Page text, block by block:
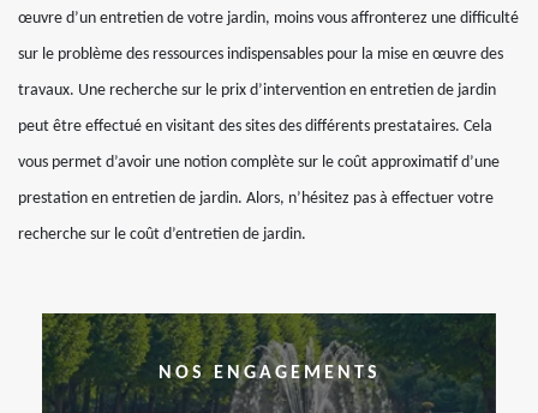
œuvre d’un entretien de votre jardin, moins vous affronterez une difficulté
sur le problème des ressources indispensables pour la mise en œuvre des
travaux. Une recherche sur le prix d’intervention en entretien de jardin
peut être effectué en visitant des sites des différents prestataires. Cela
vous permet d’avoir une notion complète sur le coût approximatif d’une
prestation en entretien de jardin. Alors, n’hésitez pas à effectuer votre
recherche sur le coût d’entretien de jardin.
NOS ENGAGEMENTS